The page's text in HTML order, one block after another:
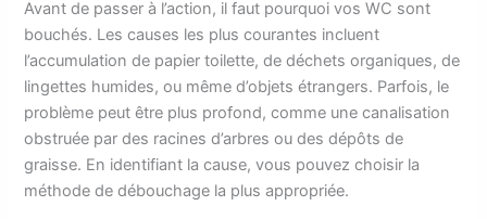
Avant de passer à l’action, il faut pourquoi vos WC sont
bouchés. Les causes les plus courantes incluent
l’accumulation de papier toilette, de déchets organiques, de
lingettes humides, ou même d’objets étrangers. Parfois, le
problème peut être plus profond, comme une canalisation
obstruée par des racines d’arbres ou des dépôts de
graisse. En identifiant la cause, vous pouvez choisir la
méthode de débouchage la plus appropriée.